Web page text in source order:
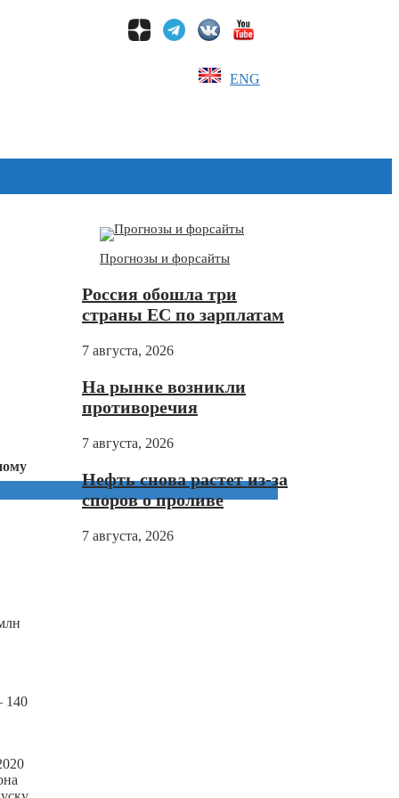
ENG
140
Прогнозы и форсайты
Россия обошла три
страны ЕС по зарплатам
7 августа, 2026
На рынке возникли
противоречия
7 августа, 2026
Нефть снова растет из-за
споров о проливе
7 августа, 2026